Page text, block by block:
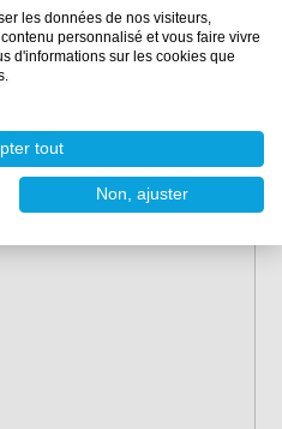
les données de nos visiteurs,
personnalisé et vous faire vivre
d'informations sur les cookies que
tout
Non, ajuster